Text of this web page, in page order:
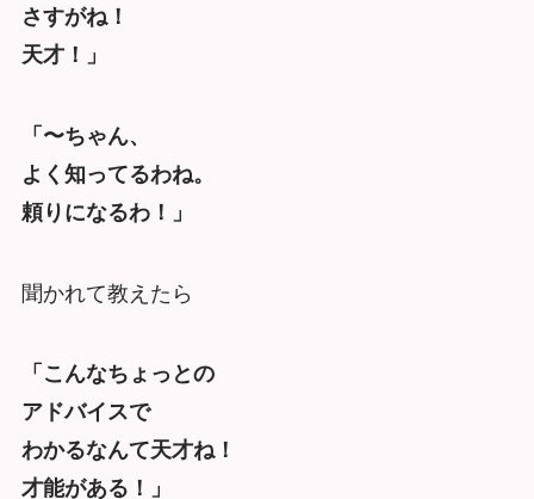
さすがね！
天才！」
「〜ちゃん、
よく知ってるわね。
頼りになるわ！」
聞かれて教えたら
「こんなちょっとの
アドバイスで
わかるなんて天才ね！
才能がある！」